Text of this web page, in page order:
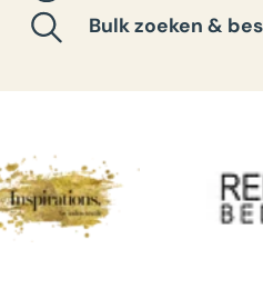
Bulk zoeken &